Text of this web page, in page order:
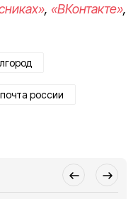
, «ВКонтакте»,
почта россии